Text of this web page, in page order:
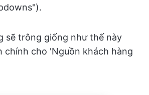
sẽ trông giống như thế này
cho 'Nguồn khách hàng